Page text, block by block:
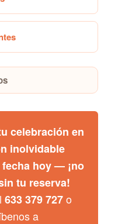
celebración en
inolvidable
fecha hoy — ¡no
tu reserva!
633 379 727o
a